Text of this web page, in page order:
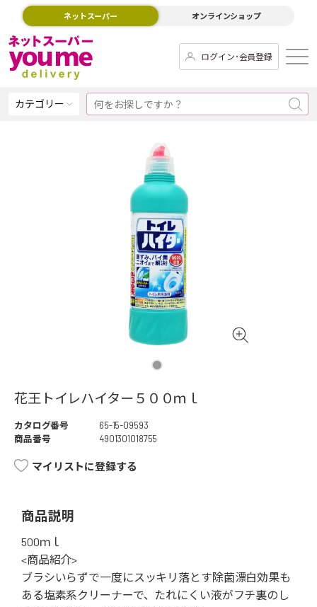
ネットスーパー オンラインショップ
ログイン･会員登録
カテゴリー
花王トイレハイター５００ｍｌ
カタログ番号
65-15-09593
商品番号
4901301018755
マイリストに登録する
商品説明
500ｍｌ
<商品紹介>
ブラシいらずで一度にスッキリ落とす除菌漂白効果も
ある塩素系クリーナーで、たれにくい液がフチ裏のし